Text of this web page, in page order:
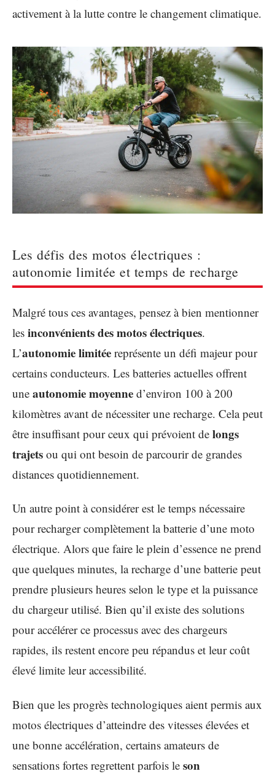
activement à la lutte contre le changement climatique.
Les défis des motos électriques :
autonomie limitée et temps de recharge
Malgré tous ces avantages, pensez à bien mentionner
les inconvénients des motos électriques.
L’autonomie limitée représente un défi majeur pour
certains conducteurs. Les batteries actuelles offrent
une autonomie moyenne d’environ 100 à 200
kilomètres avant de nécessiter une recharge. Cela peut
être insuffisant pour ceux qui prévoient de longs
trajets ou qui ont besoin de parcourir de grandes
distances quotidiennement.
Un autre point à considérer est le temps nécessaire
pour recharger complètement la batterie d’une moto
électrique. Alors que faire le plein d’essence ne prend
que quelques minutes, la recharge d’une batterie peut
prendre plusieurs heures selon le type et la puissance
du chargeur utilisé. Bien qu’il existe des solutions
pour accélérer ce processus avec des chargeurs
rapides, ils restent encore peu répandus et leur coût
élevé limite leur accessibilité.
Bien que les progrès technologiques aient permis aux
motos électriques d’atteindre des vitesses élevées et
une bonne accélération, certains amateurs de
sensations fortes regrettent parfois le son